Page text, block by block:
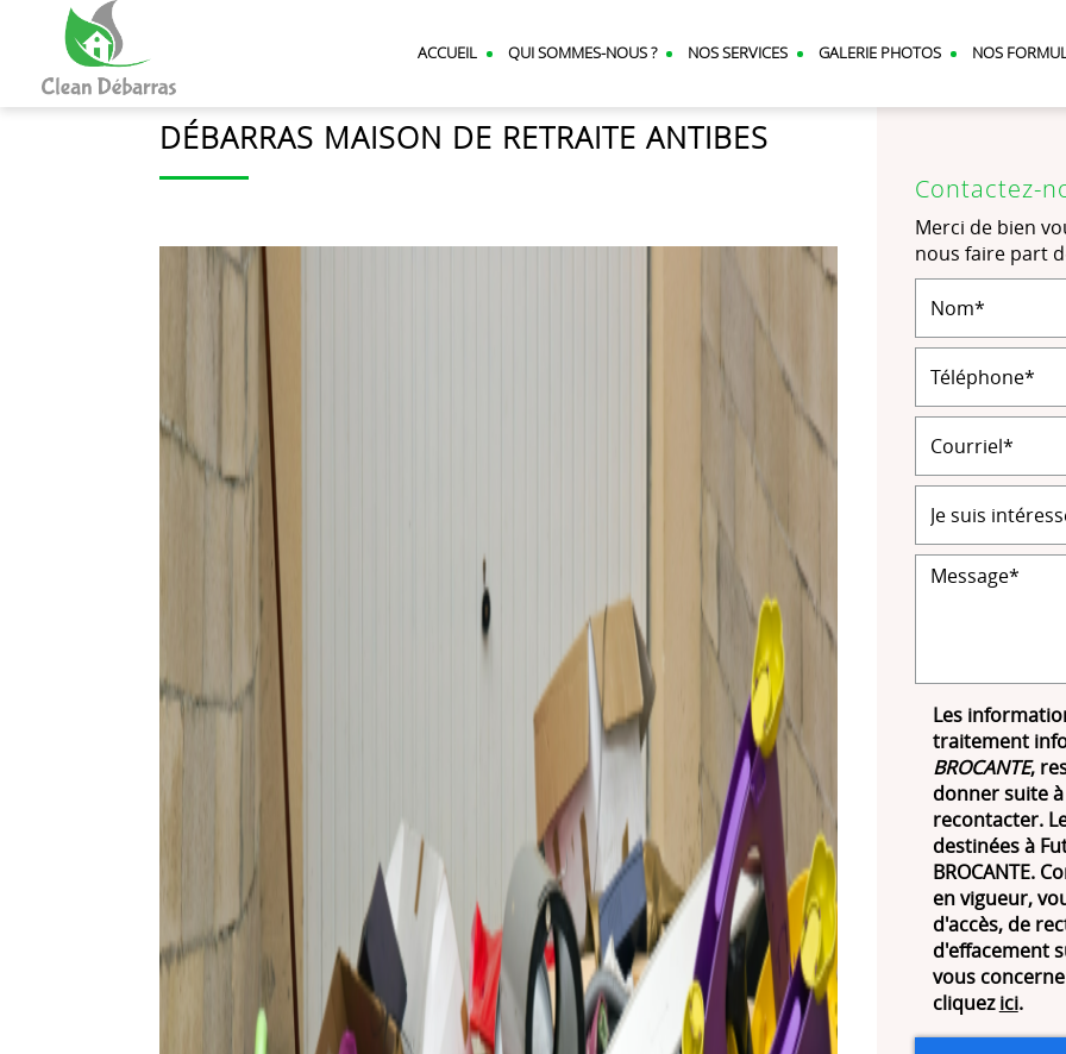
ACCUEIL QUI SOMMES-NOUS ? NOS SERVICES GALERIE PHOTOS NOS
DÉBARRAS MAISON DE RETRAITE ANTIBES
Contactez-
Merci de bien
nous faire part
Les
traitement
BROCANTE,
donner suite
recontacter.
destinées à
BROCANTE.
en vigueur,
d'accès, de
d'effacement
vous
cliquezici.